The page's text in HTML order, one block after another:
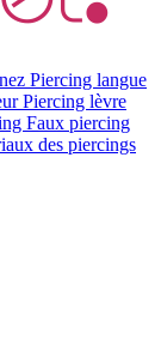
Piercing langue
Piercing lèvre
Faux piercing
des piercings